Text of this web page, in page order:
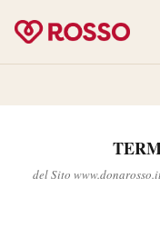
del Sito